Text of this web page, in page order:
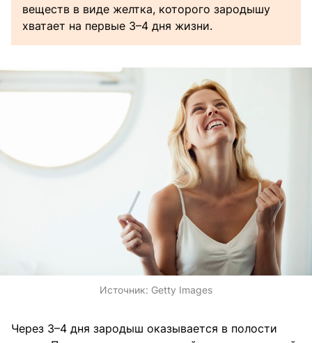
веществ в виде желтка, которого зародышу
хватает на первые 3–4 дня жизни.
Источник: Getty Images
Через 3–4 дня зародыш оказывается в полости